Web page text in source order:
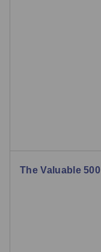
The Valuable 500